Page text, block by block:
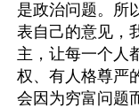
是政治问题。所
表自己的意见，
主，让每一个人
权、有人格尊严
会因为穷富问题